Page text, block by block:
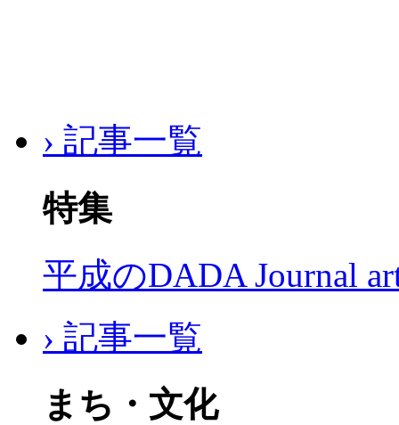
› 記事一覧
特集
平成のDADA Journal
› 記事一覧
まち・文化